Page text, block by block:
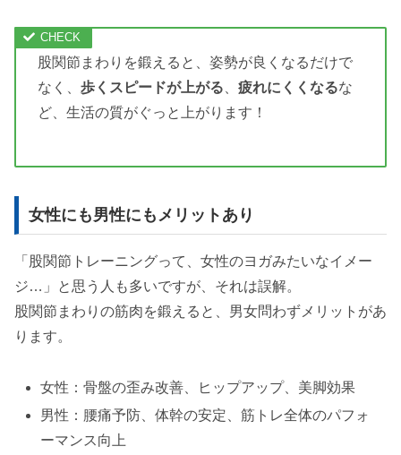
股関節まわりを鍛えると、姿勢が良くなるだけで
なく、 歩くスピードが上がる 疲れにくくなるな
ど、生活の質がぐっと上がります！
女性にも男性にもメリットあり
「股関節トレーニングって、女性のヨガみたいなイメー
ジ…」と思う人も多いですが、それは誤解。
股関節まわりの筋肉を鍛えると、男女問わずメリットがあ
ります。
女性：骨盤の歪み改善、ヒップアップ、美脚効果
男性：腰痛予防、体幹の安定、筋トレ全体のパフォ
ーマンス向上